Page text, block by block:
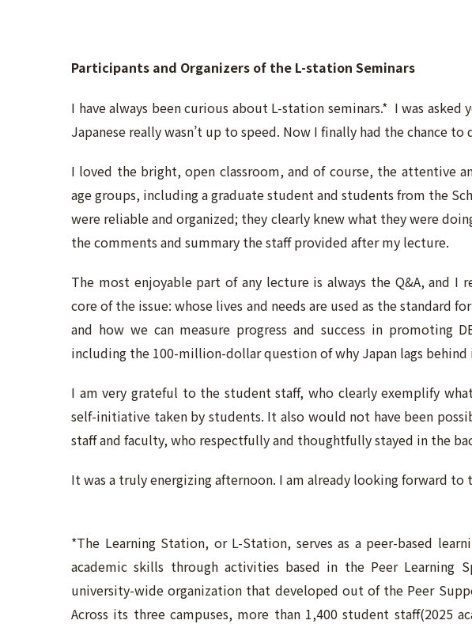
Participants and Organizers of the L-station Seminars
I have always been curious about L-station seminars.* I was
Japanese really wasn’t up to speed. Now I finally had the chance
I loved the bright, open classroom, and of course, the attentive
age groups, including a graduate student and students from the
were reliable and organized; they clearly knew what they were
the comments and summary the staff provided after my lecture.
The most enjoyable part of any lecture is always the Q&A, and
core of the issue: whose lives and needs are used as the standard
and how we can measure progress and success in promoting
including the 100-million-dollar question of why Japan lags behind
I am very grateful to the student staff, who clearly exemplify
self-initiative taken by students. It also would not have been
staff and faculty, who respectfully and thoughtfully stayed in the
It was a truly energizing afternoon. I am already looking forward
*The Learning Station, or L-Station, serves as a peer-based
academic skills through activities based in the Peer Learning
university-wide organization that developed out of the Peer
Across its three campuses, more than 1,400 student staff(2025